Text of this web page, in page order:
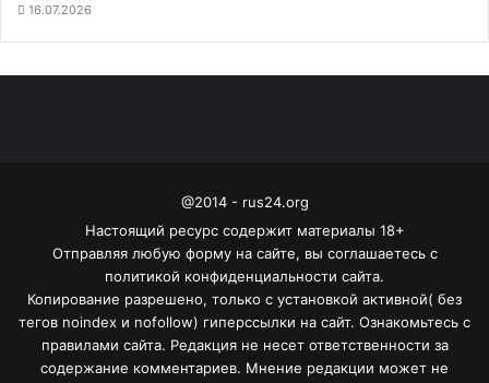
16.07.2026
@2014 - rus24.org
Настоящий ресурс содержит материалы 18+
Отправляя любую форму на сайте, вы соглашаетесь с
политикой конфиденциальности сайта.
Копирование разрешено, только с установкой активной( без
тегов noindex и nofollow) гиперссылки на сайт. Ознакомьтесь с
правилами сайта. Редакция не несет ответственности за
содержание комментариев. Мнение редакции может не